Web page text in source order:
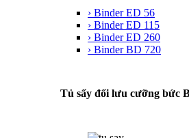
› Binder ED 56
› Binder ED 115
› Binder ED 260
› Binder BD 720
Tủ sấy đối lưu cưỡng bức